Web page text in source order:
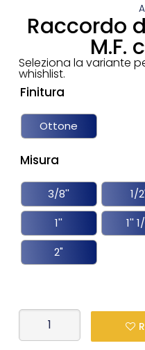
Raccordo
M.F.
Seleziona la variante
whishlist.
Finitura
Ottone
Misura
3/8'' 1/
1''
1''
2"